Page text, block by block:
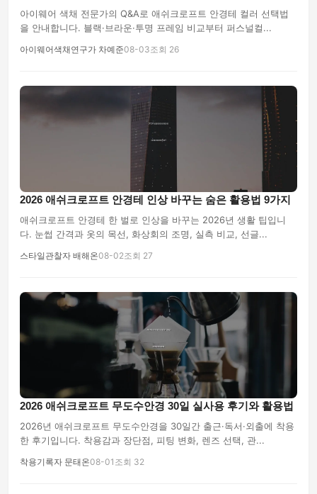
아이웨어 색채 전문가의 Q&A로 애쉬크로프트 안경테 컬러 선택법
을 안내합니다. 블랙·브라운·투명 프레임 비교부터 퍼스널컬...
아이웨어색채연구가 차예준08-03조회 26
2026 애쉬크로프트 안경테 인상 바꾸는 숨은 활용법 9가지
애쉬크로프트 안경테 한 벌로 인상을 바꾸는 2026년 생활 팁입니
다. 눈썹 간격과 옷의 목선, 화상회의 조명, 실측 비교, 선글...
스타일관찰자 배해온08-02조회 27
2026 애쉬크로프트 무도수안경 30일 실사용 후기와 활용법
2026년 애쉬크로프트 무도수안경을 30일간 출근·독서·외출에 착용
한 후기입니다. 착용감과 장단점, 피팅 변화, 렌즈 선택, 관...
착용기록자 문태온08-01 조회 32